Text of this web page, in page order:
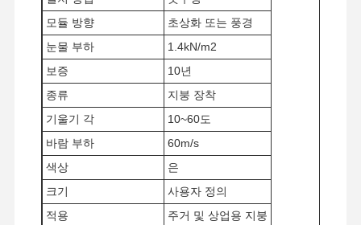
모듈 방향
초상화 또는 풍경
눈물 부하
1.4kN/m2
보증
10년
종류
지붕 장착
기울기 각
10~60도
바람 부하
60m/s
색상
은
크기
사용자 정의
적용
주거 및 상업용 지붕